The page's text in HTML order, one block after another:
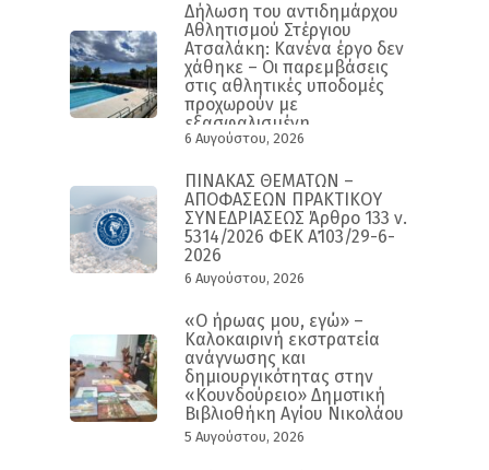
Δήλωση του αντιδημάρχου
Αθλητισμού Στέργιου
Ατσαλάκη: Κανένα έργο δεν
χάθηκε – Οι παρεμβάσεις
στις αθλητικές υποδομές
προχωρούν με
εξασφαλισμένη
χρηματοδότηση και
χρονοδιάγραμμα
6 Αυγούστου, 2026
ΠΙΝΑΚΑΣ ΘΕΜΑΤΩΝ –
ΑΠΟΦΑΣΕΩΝ ΠΡΑΚΤΙΚΟΥ
ΣΥΝΕΔΡΙΑΣΕΩΣ Άρθρο 133 ν.
5314/2026 ΦΕΚ Α΄103/29-6-
2026
6 Αυγούστου, 2026
«Ο ήρωας μου, εγώ» –
Καλοκαιρινή εκστρατεία
ανάγνωσης και
δημιουργικότητας στην
«Κουνδούρειο» Δημοτική
Βιβλιοθήκη Αγίου Νικολάου
5 Αυγούστου, 2026